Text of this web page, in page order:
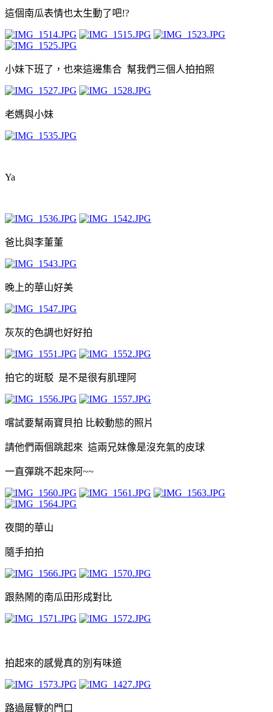
這個南瓜表情也太生動了吧!?
小妹下班了，也來這邊集合 幫我們三個人拍拍照
老媽與小妹
Ya
爸比與李董董
晚上的華山好美
灰灰的色調也好好拍
拍它的斑駁 是不是很有肌理阿
嚐試要幫兩寶貝拍 比較動態的照片
請他們兩個跳起來 這兩兄妹像是沒充氣的皮球
一直彈跳不起來阿~~
夜間的華山
隨手拍拍
跟熱鬧的南瓜田形成對比
拍起來的感覺真的別有味道
路過展覽的門口